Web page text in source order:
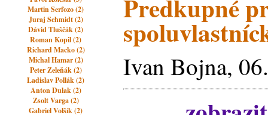
Martin Serfozo (2)
Juraj Schmidt (2)
Dávid Tluščák (2)
Roman Kopil (2)
Richard Macko (2)
Michal Hamar (2)
Peter Zeleňák (2)
Ladislav Pollák (2)
Anton Dulak (2)
Zsolt Varga (2)
Gabriel Volšík (2)
Predkupné
Ivan Bojna,